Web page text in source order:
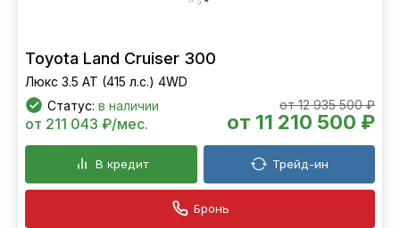
Toyota Land Cruiser 300
Люкс 3.5 AT (415 л.с.) 4WD
Статус: в наличии от 12 935 500 ₽
от 11 210 500 ₽
от 211 043 ₽/мес.
В кредит Трейд-ин
Бронь